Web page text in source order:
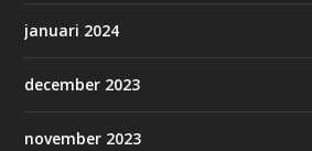
januari 2024
december 2023
november 2023